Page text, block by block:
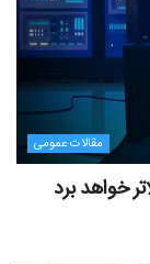
مقالات عمومی
خواهد برد